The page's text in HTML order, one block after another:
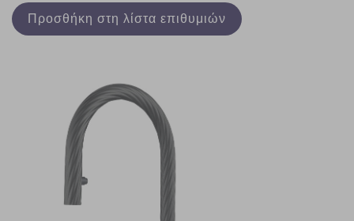
Προσθήκη στη λίστα επιθυμιών